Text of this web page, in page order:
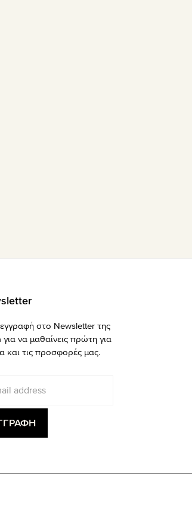
στο Newsletter της
για να μαθαίνεις πρώτη για
και τις προσφορές μας.